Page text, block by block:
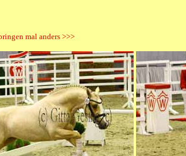
mal anders >>>